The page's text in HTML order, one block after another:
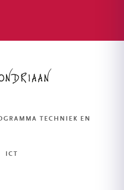
TECHNIEK EN
ICT